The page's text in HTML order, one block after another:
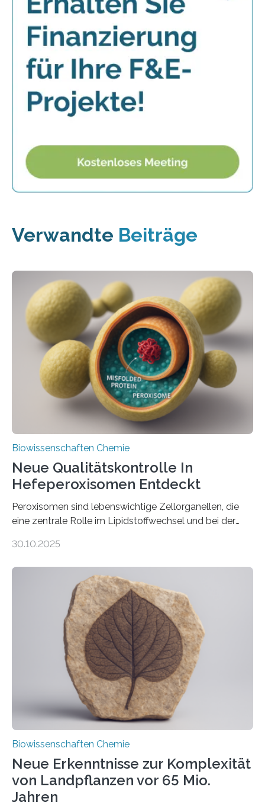
Verwandte Beiträge
Biowissenschaften Chemie
Neue Qualitätskontrolle In
Hefeperoxisomen Entdeckt
Peroxisomen sind lebenswichtige Zellorganellen, die
eine zentrale Rolle im Lipidstoffwechsel und bei der
erfüllen können, müssen zahlreiche Enzyme präzise in
der Ruhr-Universität Bochum um Prof. Dr. Ralf Erdmann
und Dr. Ismaila Francis Yusuf hat nun einen bislang
unbekannten Qualitätskontrollmechanismus des
peroxisomalen Proteintransports in der Bäckerhefe
Saccharomyces cerevisiae entdeckt, der für die
Funktionsfähigkeit der Organellen entscheidend ist. Die
Studie wurde am 28. Oktober 2025 in der
Fachzeitschrift…
30.10.2025
Biowissenschaften Chemie
Neue Erkenntnisse zur Komplexität
von Landpflanzen vor 65 Mio.
Jahren